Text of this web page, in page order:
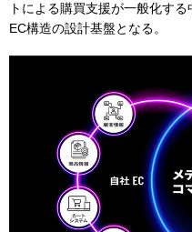
トによる購買支援が一般化す
EC構造の設計基盤となる。